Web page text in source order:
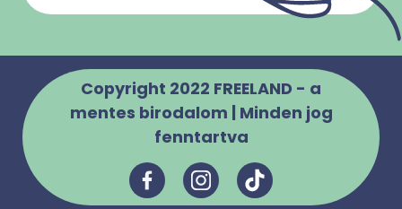
Copyright 2022 FREELAND - a
mentes birodalom | Minden jog
fenntartva